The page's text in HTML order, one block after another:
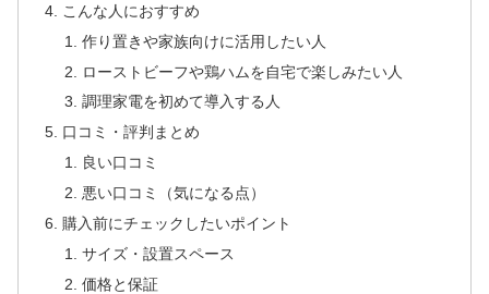
こんな人におすすめ
作り置きや家族向けに活用したい人
ローストビーフや鶏ハムを自宅で楽しみたい人
調理家電を初めて導入する人
口コミ・評判まとめ
良い口コミ
悪い口コミ（気になる点）
購入前にチェックしたいポイント
サイズ・設置スペース
価格と保証